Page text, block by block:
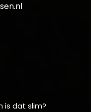
is dat slim?